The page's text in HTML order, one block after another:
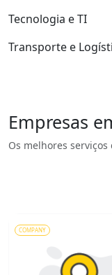
Tecnologia e TI
Transporte e
Empresas
Os melhores
COMPANY